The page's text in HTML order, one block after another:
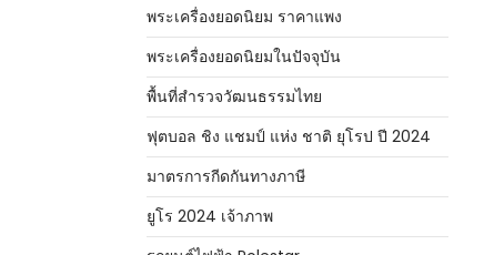
พระเครื่องยอดนิยม ราคาแพง
พระเครื่องยอดนิยมในปัจจุบัน
พื้นที่สำรวจวัฒนธรรมไทย
ฟุตบอล ชิง แชมป์ แห่ง ชาติ ยุโรป ปี 2024
มาตรการกีดกันทางภาษี
ยูโร 2024 เจ้าภาพ